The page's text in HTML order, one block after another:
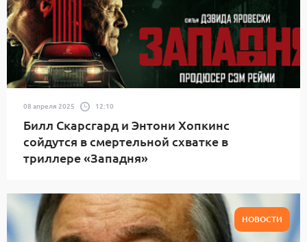
08 апреля 2025 12:10
Билл Скарсгард и Энтони Хопкинс
сойдутся в смертельной схватке в
триллере «Западня»
НОВОСТИ